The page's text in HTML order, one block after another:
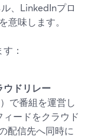
、LinkedInプロ
意味します。
：
ウドリレー
で番組を運営し
ードをクラウド
配信先へ同時に